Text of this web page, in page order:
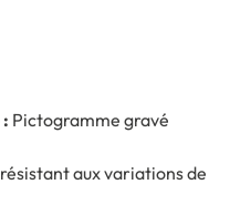
Pictogramme gravé
aux variations de